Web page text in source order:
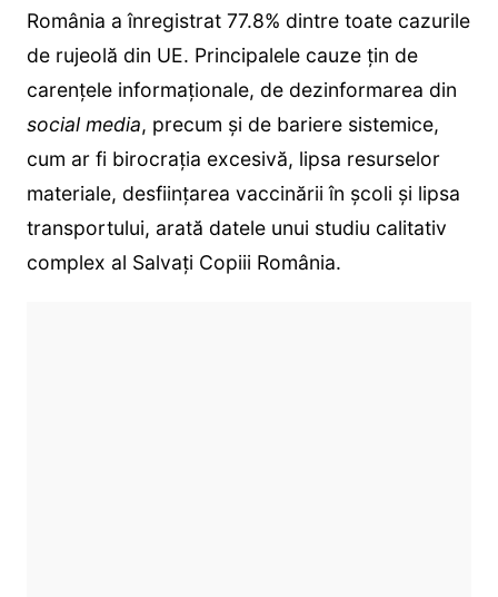
România a înregistrat 77.8% dintre toate cazurile
de rujeolă din UE. Principalele cauze țin de
carențele informaționale, de dezinformarea din
social media, precum și de bariere sistemice,
cum ar fi birocrația excesivă, lipsa resurselor
materiale, desființarea vaccinării în școli și lipsa
transportului, arată datele unui studiu calitativ
complex al Salvați Copiii România.